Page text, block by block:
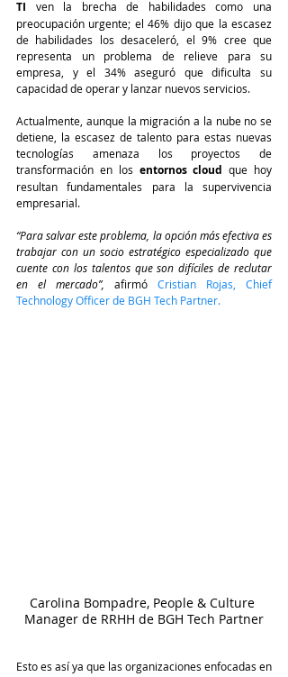
TI ven la brecha de habilidades como una
preocupación urgente; el 46% dijo que la escasez
de habilidades los desaceleró, el 9% cree que
representa un problema de relieve para su
empresa, y el 34% aseguró que dificulta su
capacidad de operar y lanzar nuevos servicios.
Actualmente, aunque la migración a la nube no se
detiene, la escasez de talento para estas nuevas
tecnologías amenaza los proyectos de
transformación en los entornos cloud que hoy
resultan fundamentales para la supervivencia
empresarial.
“Para salvar este problema, la opción más efectiva es
trabajar con un socio estratégico especializado que
cuente con los talentos que son difíciles de reclutar
en el mercado”,
afirmó Cristian Rojas, Chief
Technology Officer de BGH Tech Partner.
Carolina Bompadre, People & Culture
Manager de RRHH de BGH Tech Partner
Esto es así ya que las organizaciones enfocadas en